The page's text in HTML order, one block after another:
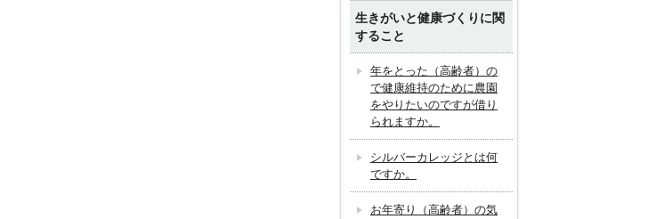
生きがいと健康づくりに関
すること
年をとった（高齢者）の
で健康維持のために農園
をやりたいのですが借り
られますか。
シルバーカレッジとは何
ですか。
お年寄り（高齢者）の気